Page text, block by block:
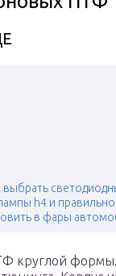
выбрать
h4 и правильно
в фары
круглой формы.